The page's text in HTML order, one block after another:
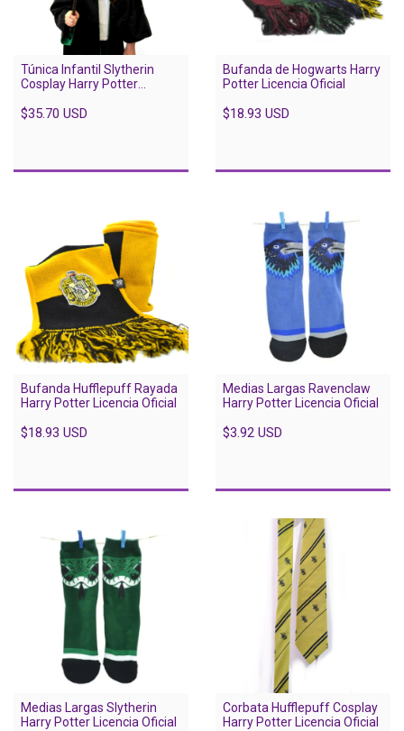
Túnica Infantil Slytherin
Cosplay Harry Potter
$35.70 USD
Bufanda de Hogwarts Harry
Potter Licencia Oficial
$18.93 USD
Bufanda Hufflepuff Rayada
Harry Potter Licencia Oficial
$18.93 USD
Medias Largas Ravenclaw
Harry Potter Licencia Oficial
$3.92 USD
Medias Largas Slytherin
Harry Potter Licencia Oficial
Corbata Hufflepuff Cosplay
Harry Potter Licencia Oficial